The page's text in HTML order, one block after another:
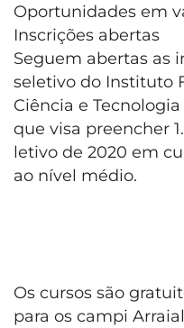
Oportunidades em
Inscrições abertas
Seguem abertas as
seletivo do Instituto
Ciência e
que visa preencher
letivo de 2020 em
ao nível médio.
Os cursos são
para os campi